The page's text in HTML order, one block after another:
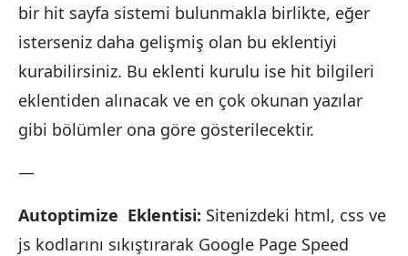
bir hit sayfa sistemi bulunmakla birlikte, eğer
isterseniz daha gelişmiş olan bu eklentiyi
kurabilirsiniz. Bu eklenti kurulu ise hit bilgileri
eklentiden alınacak ve en çok okunan yazılar
gibi bölümler ona göre gösterilecektir.
—
Autoptimize Eklentisi: Sitenizdeki html, css ve
js kodlarını sıkıştırarak Google Page Speed